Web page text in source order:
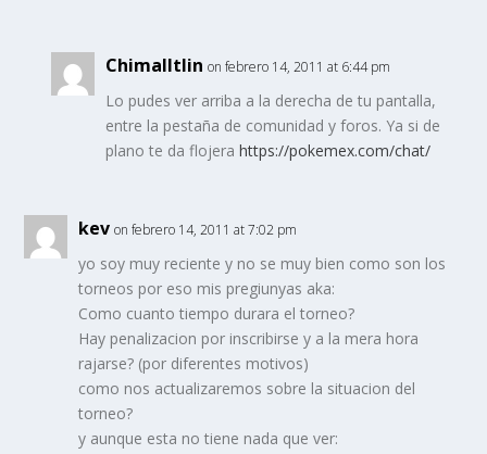
Chimalltlin on febrero 14, 2011 at 6:44 pm
Lo pudes ver arriba a la derecha de tu pantalla,
entre la pestaña de comunidad y foros. Ya si de
plano te da flojerahttps://pokemex.com/chat/
kev on febrero 14, 2011 at 7:02 pm
yo soy muy reciente y no se muy bien como son los
torneos por eso mis pregiunyas aka:
Como cuanto tiempo durara el torneo?
Hay penalizacion por inscribirse y a la mera hora
rajarse? (por diferentes motivos)
como nos actualizaremos sobre la situacion del
torneo?
y aunque esta no tiene nada que ver: